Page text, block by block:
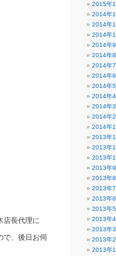
店長代理に
で、後日お伺
2015年1
2014年
2014年
2014年
2014年9
2014年8
2014年7
2014年6
2014年5
2014年4
2014年3
2014年2
2014年1
2013年
2013年
2013年
2013年9
2013年8
2013年7
2013年6
2013年5
2013年4
2013年3
2013年2
2013年1